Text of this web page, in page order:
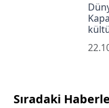
Sıradaki